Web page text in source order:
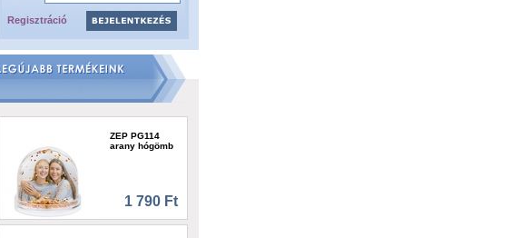
Regisztráció
ZEP PG114
arany hógömb
1 790 Ft